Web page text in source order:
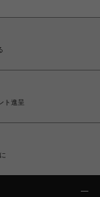
ト進呈